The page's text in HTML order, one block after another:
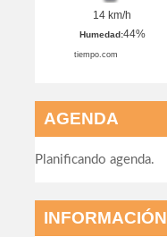
AGENDA
Planificando agenda.
INFORMACIÓN